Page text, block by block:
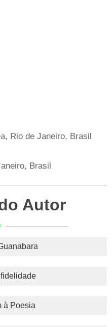
Rio de Janeiro, Brasil
Brasil
Autor
à Poesia